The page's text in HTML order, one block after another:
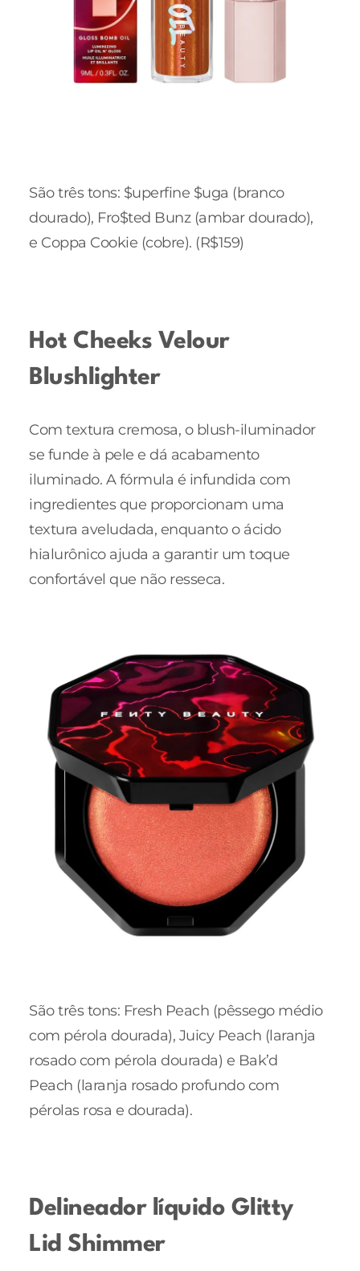
São três tons: $uperfine $uga (branco
dourado), Fro$ted Bunz (ambar dourado),
e Coppa Cookie (cobre). (R$159)
Hot Cheeks Velour
Blushlighter
Com textura cremosa, o blush-iluminador
se funde à pele e dá acabamento
iluminado. A fórmula é infundida com
ingredientes que proporcionam uma
textura aveludada, enquanto o ácido
hialurônico ajuda a garantir um toque
confortável que não resseca.
São três tons: Fresh Peach (pêssego médio
com pérola dourada), Juicy Peach (laranja
rosado com pérola dourada) e Bak’d
Peach (laranja rosado profundo com
pérolas rosa e dourada).
Delineador líquido Glitty
Lid Shimmer